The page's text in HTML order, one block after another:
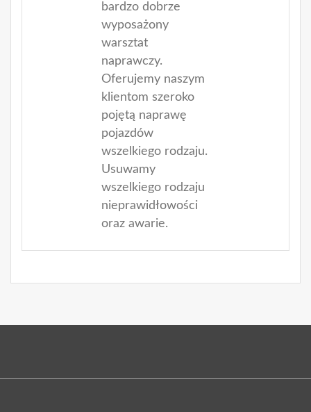
bardzo dobrze
wyposażony
warsztat
naprawczy.
Oferujemy naszym
klientom szeroko
pojętą naprawę
pojazdów
wszelkiego rodzaju.
Usuwamy
wszelkiego rodzaju
nieprawidłowości
oraz awarie.